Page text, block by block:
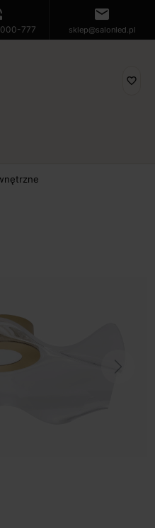
777
mail
sklep@salonled.pl
favorite_border
Next